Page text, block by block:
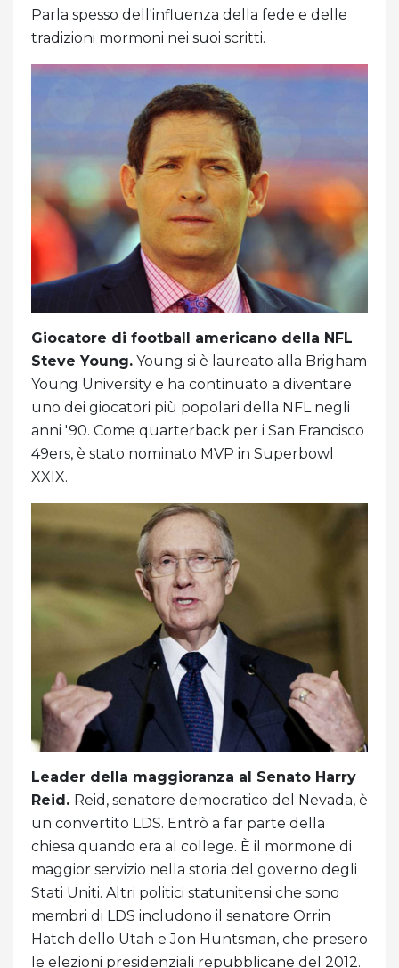
Parla spesso dell'influenza della fede e delle
tradizioni mormoni nei suoi scritti.
Giocatore di football americano della NFL
Steve Young. Young si è laureato alla Brigham
Young University e ha continuato a diventare
uno dei giocatori più popolari della NFL negli
anni '90. Come quarterback per i San Francisco
49ers, è stato nominato MVP in Superbowl
XXIX.
Leader della maggioranza al Senato Harry
Reid. Reid, senatore democratico del Nevada, è
un convertito LDS. Entrò a far parte della
chiesa quando era al college. È il mormone di
maggior servizio nella storia del governo degli
Stati Uniti. Altri politici statunitensi che sono
membri di LDS includono il senatore Orrin
Hatch dello Utah e Jon Huntsman, che presero
le elezioni presidenziali repubblicane del 2012.